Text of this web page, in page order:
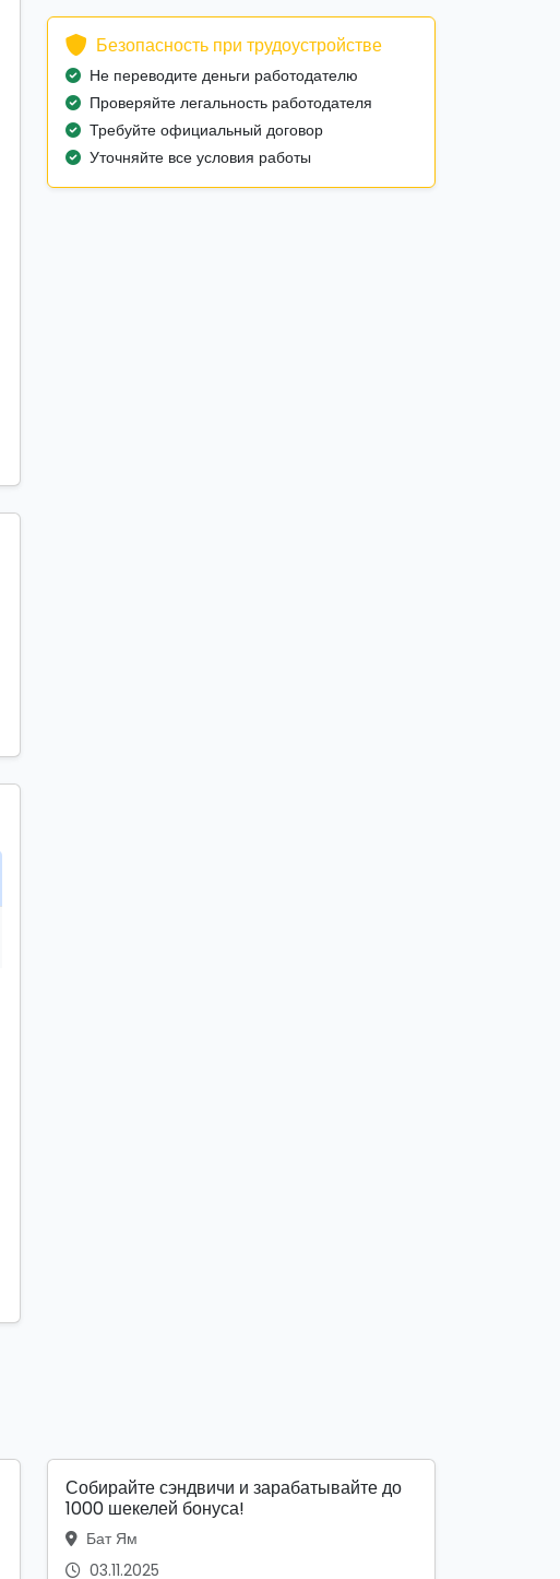
Безопасность при трудоустройстве
Не переводите деньги работодателю
Проверяйте легальность работодателя
Требуйте официальный договор
Уточняйте все условия работы
Собирайте сэндвичи и зарабатывайте до
1000 шекелей бонуса!
Бат Ям
03.11.2025